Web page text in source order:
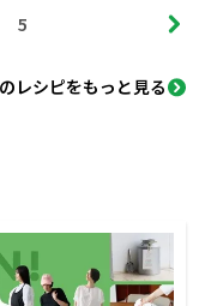
5
レシピをもっと見る